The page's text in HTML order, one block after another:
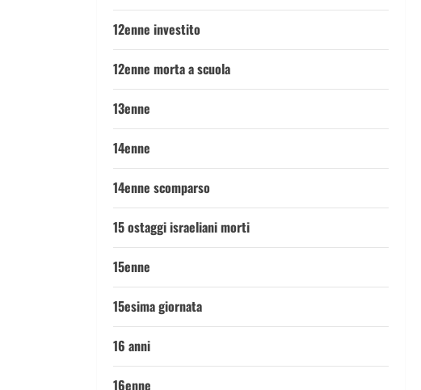
12enne investito
12enne morta a scuola
13enne
14enne
14enne scomparso
15 ostaggi israeliani morti
15enne
15esima giornata
16 anni
16enne